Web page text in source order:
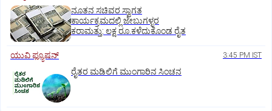
ನೂತನ ಸಚಿವರ ಸ್ವಾಗತ
ಕಾರ್ಯಕ್ರಮದಲ್ಲಿ ಜೇಬುಗಳ್ಳರ
ಕರಾಮತ್ತು: ಲಕ್ಷ ರೂ.ಕಳೆದುಕೊಂಡ ರೈತ
ಯುವಿ ಫ್ಯೂಷನ್ 3:45 PM IST
ರೈತರ ಮಡಿಲಿಗೆ ಮುಂಗಾರಿನ ಸಿಂಚನ